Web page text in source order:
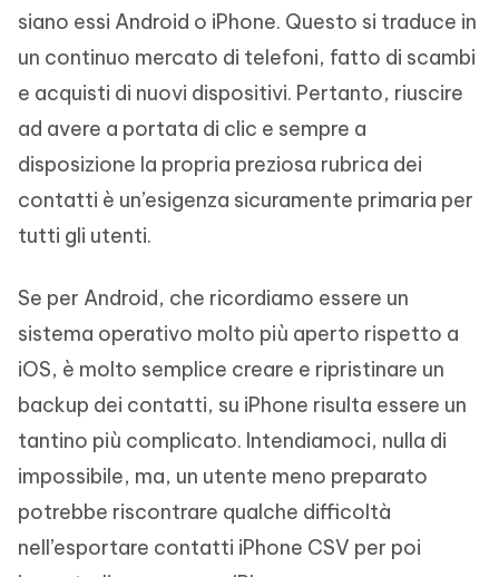
siano essi Android o iPhone. Questo si traduce in
un continuo mercato di telefoni, fatto di scambi
e acquisti di nuovi dispositivi. Pertanto, riuscire
ad avere a portata di clic e sempre a
disposizione la propria preziosa rubrica dei
contatti è un’esigenza sicuramente primaria per
tutti gli utenti.
Se per Android, che ricordiamo essere un
sistema operativo molto più aperto rispetto a
iOS, è molto semplice creare e ripristinare un
backup dei contatti, su iPhone risulta essere un
tantino più complicato. Intendiamoci, nulla di
impossibile, ma, un utente meno preparato
potrebbe riscontrare qualche difficoltà
nell’esportare contatti iPhone CSV per poi